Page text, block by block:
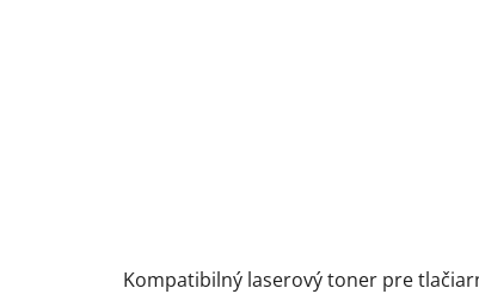
Kompatibilný laserový toner pre